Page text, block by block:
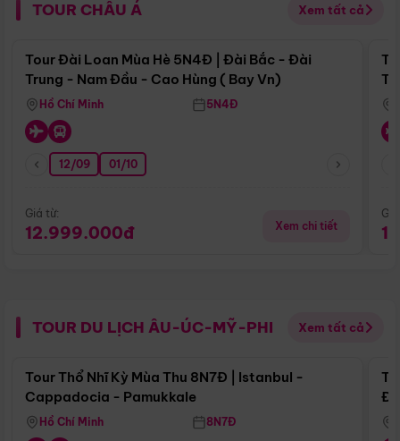
TOUR CHÂU Á Xem tất cả
Điểm nổi bật
Tour Đài Loan Mùa Hè 5N4Đ | Đài Bắc - Đài
Trung - Nam Đầu - Cao Hùng ( Bay Vn)
Hồ Chí Minh 5N4Đ
12/09 01/10
Giá từ:
12.999.000đ Xem chi tiết
TOUR DU LỊCH ÂU-ÚC-MỸ-PHI Xem tất cả
Điểm nổi bật
Tour Thổ Nhĩ Kỳ Mùa Thu 8N7Đ | Istanbul -
Cappadocia - Pamukkale
Hồ Chí Minh 8N7Đ